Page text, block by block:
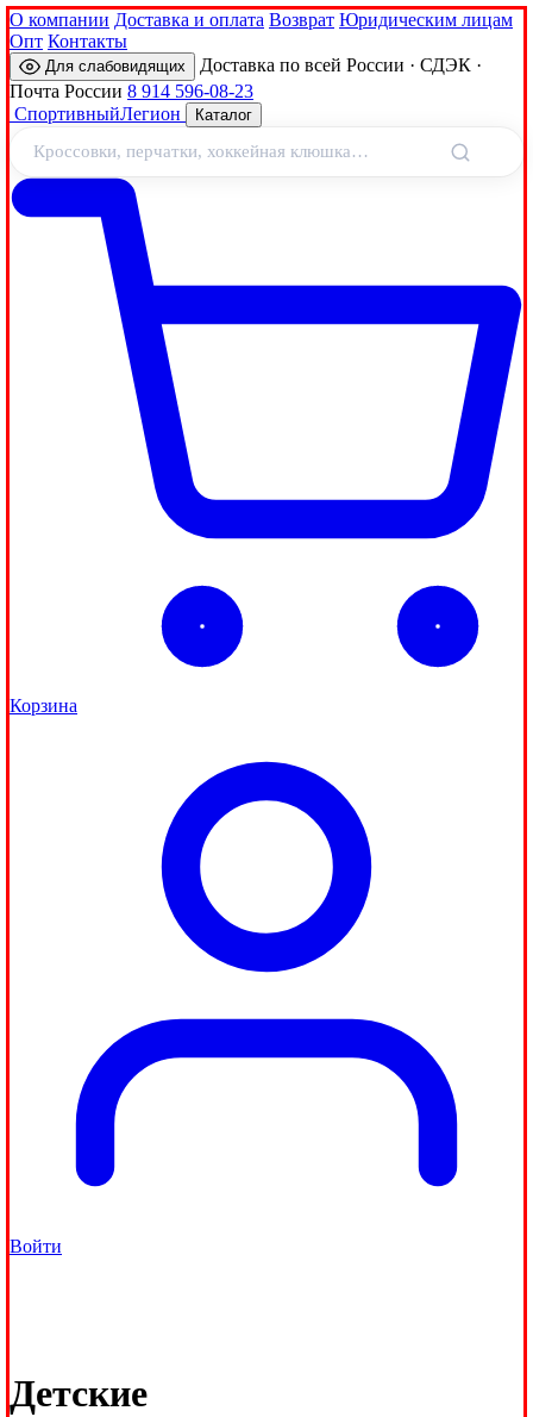
О компании Доставка и оплата Возврат Юридическим лицам
Опт Контакты
Для слабовидящих
Доставка по всей России · СДЭК ·
Почта России 8 914 596-08-23
СпортивныйЛегион Каталог
Корзина
Войти
Детские